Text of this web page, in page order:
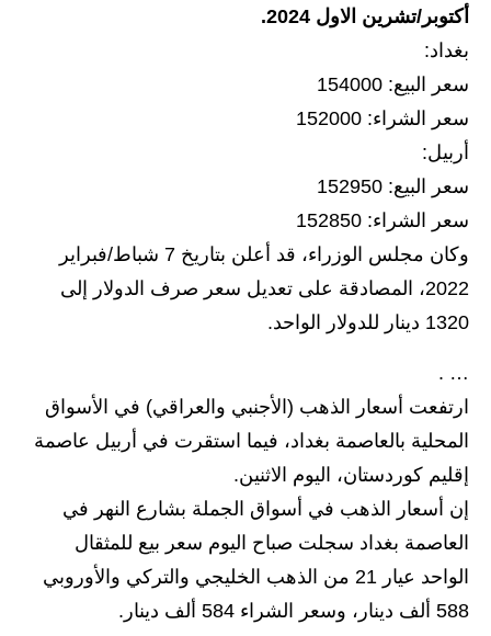
المرحلة المتوسطة
المرحلة الابتدائية
المرحلة الاعدادية
مرشحات
المرحلة الابتدائية
أكتوبر/تشرين الاول 2024.
بغداد:
سعر البيع: 154000
سعر الشراء: 152000
أربيل:
سعر البيع: 152950
سعر الشراء: 152850
وكان مجلس الوزراء، قد أعلن بتاريخ 7 شباط/فبراير
2022، المصادقة على تعديل سعر صرف الدولار إلى
1320 دينار للدولار الواحد.
… .
ارتفعت أسعار الذهب (الأجنبي والعراقي) في الأسواق
المحلية بالعاصمة بغداد، فيما استقرت في أربيل عاصمة
إقليم كوردستان، اليوم الاثنين.
إن أسعار الذهب في أسواق الجملة بشارع النهر في
العاصمة بغداد سجلت صباح اليوم سعر بيع للمثقال
الواحد عيار 21 من الذهب الخليجي والتركي والأوروبي
588 ألف دينار، وسعر الشراء 584 ألف دينار.